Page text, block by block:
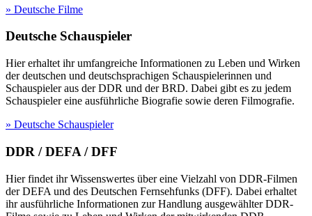
» Deutsche Filme
Deutsche Schauspieler
Hier erhaltet ihr umfangreiche Informationen zu Leben und Wirken
der deutschen und deutschsprachigen Schauspielerinnen und
Schauspieler aus der DDR und der BRD. Dabei gibt es zu jedem
Schauspieler eine ausführliche Biografie sowie deren Filmografie.
» Deutsche Schauspieler
DDR / DEFA / DFF
Hier findet ihr Wissenswertes über eine Vielzahl von DDR-Filmen
der DEFA und des Deutschen Fernsehfunks (DFF). Dabei erhaltet
ihr ausführliche Informationen zur Handlung ausgewählter DDR-